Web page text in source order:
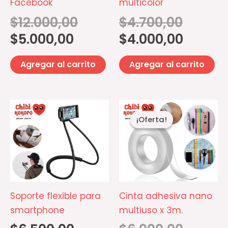
Facebook
$12.000,00
$5.000,00
Agregar al carrito
multicolor
$4.700,00
$4.000,00
Agregar al carrito
Soporte flexible para
smartphone
Este
producto
tiene
múltiples
variantes.
opciones
¡Oferta!
¡Oferta!
Cinta adhesiva nano
multiuso x 3m.
precio
original
era:
$6.000,00.
precio
actual
es:
$5.200,00.